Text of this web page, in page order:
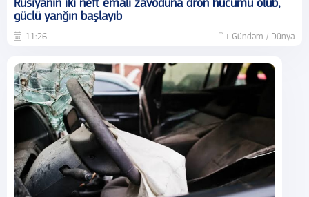
Rusiyanın iki neft emalı zavoduna dron hücumu olub,
güclü yanğın başlayıb
11:26 Gündəm / Dünya